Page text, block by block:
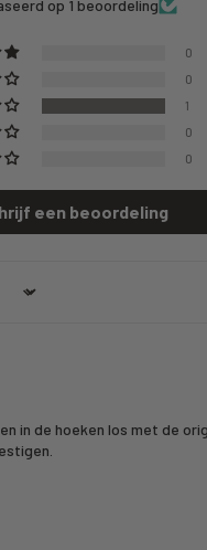
op 1 beoordeling
0
0
1
0
0
een beoordeling
in de hoeken los met de